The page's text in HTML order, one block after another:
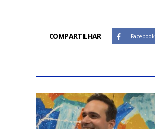
COMPARTILHAR Facebook